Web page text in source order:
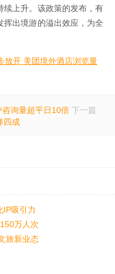
续上升。该政策的发布，有
挥出境游的溢出效应，为全
放开 美团境外酒店浏览量
询量超平日10倍 下一篇
四成
IP吸引力
万人次
旅新业态